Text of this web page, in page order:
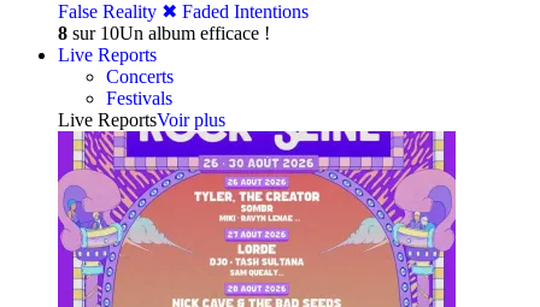
False Reality ✖︎ Faded Intentions
8 sur 10Un album efficace !
Live Reports
Concerts
Festivals
Live ReportsVoir plus